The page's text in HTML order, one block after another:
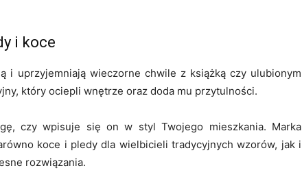
i koce
i uprzyjemniają wieczorne chwile z książką czy ulubionym
który ociepli wnętrze oraz doda mu przytulności.
czy wpisuje się on w styl Twojego mieszkania. Marka
koce i pledy dla wielbicieli tradycyjnych wzorów, jak i
rozwiązania.